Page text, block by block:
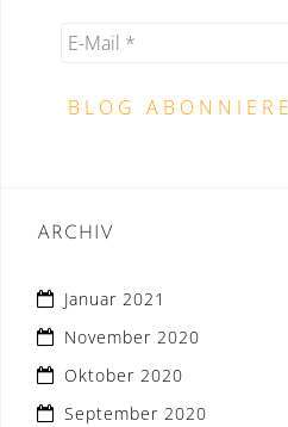
ARCHIV
Januar 2021
November 2020
Oktober 2020
September 2020